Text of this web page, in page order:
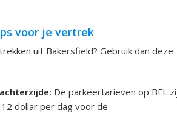
voor je vertrek
uit Bakersfield? Gebruik dan deze
De parkeertarieven op BFL
dollar per dag voor de